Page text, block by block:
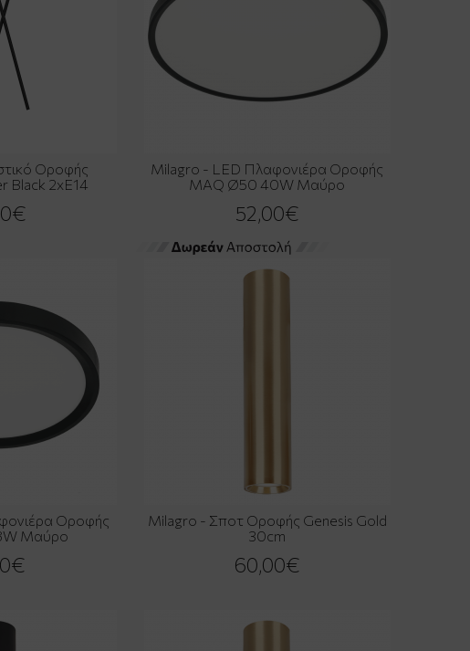
Οροφής
Black 2xE14
Milagro - LED Πλαφονιέρα Οροφής
MAQ Ø50 40W Μαύρο
52,00€
Οροφής
Μαύρο
Milagro - Σποτ Οροφής Genesis Gold
30cm
60,00€